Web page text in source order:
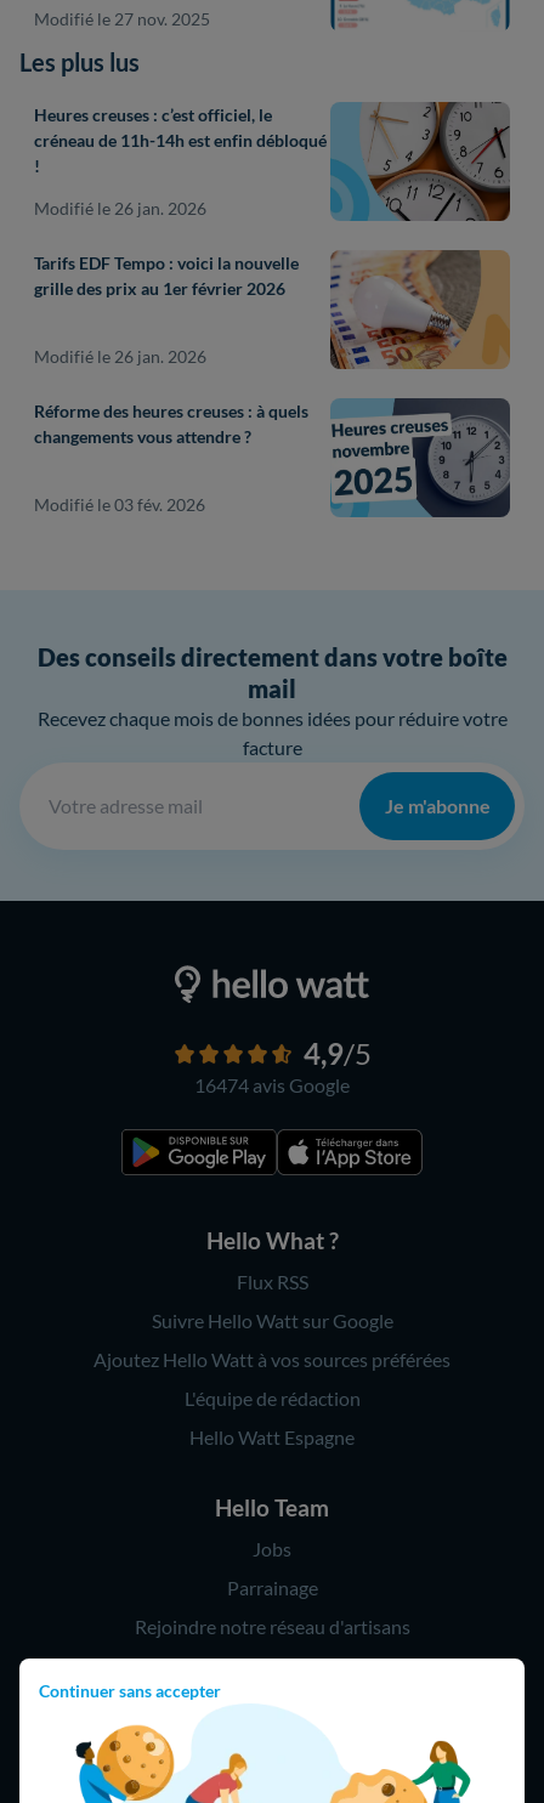
Continuer sans accepter
Modifié le 27 nov. 2025
Les plus lus
Heures creuses : c’est officiel, le
créneau de 11h-14h est enfin débloqué
!
Modifié le 26 jan. 2026
Tarifs EDF Tempo : voici la nouvelle
grille des prix au 1er février 2026
Modifié le 26 jan. 2026
Réforme des heures creuses : à quels
changements vous attendre ?
Modifié le 03 fév. 2026
Des conseils directement dans votre boîte
mail
Recevez chaque mois de bonnes idées pour réduire votre
facture
Je m'abonne
4,9/5
16474 avis Google
Hello What ?
Flux RSS
Suivre Hello Watt sur Google
Ajoutez Hello Watt à vos sources préférées
L'équipe de rédaction
Hello Watt Espagne
Hello Team
Jobs
Parrainage
Rejoindre notre réseau d'artisans
Hello !
09 75 18 60 60
(8h-21h)
75018 Paris